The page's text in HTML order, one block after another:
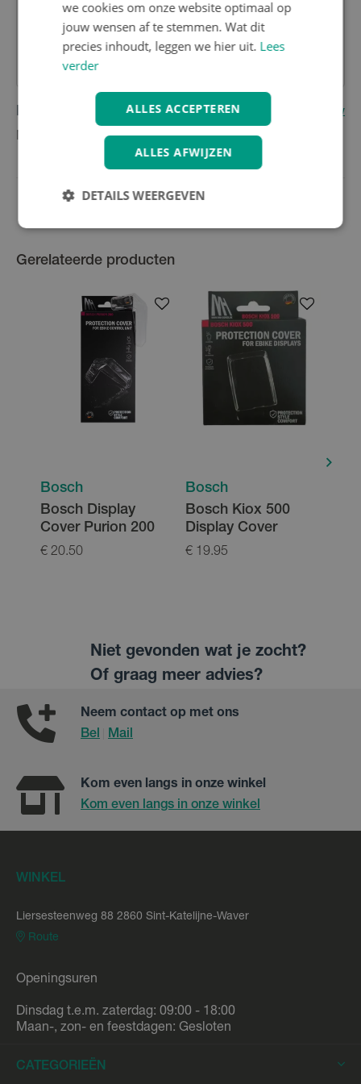
Contacteer onze klantenservice
Reviews Schrijf eerste review
Nog geen reviews
Gerelateerde producten
Bosch
Bosch Display
Cover Purion 200
€ 20.50
Bosch
Bosch Kiox 500
Display Cover
€ 19.95
Niet gevonden wat je zocht?
Of graag meer advies?
Neem contact op met ons
Bel
Mail
Kom even langs in onze winkel
Kom even langs in onze winkel
WINKEL
Liersesteenweg 88 2860 Sint-Katelijne-Waver
Route
Openingsuren
Dinsdag t.e.m. zaterdag: 09:00 - 18:00
Maan-, zon- en feestdagen: Gesloten
CATEGORIEËN
we cookies om onze website optimaal op
jouw wensen af te stemmen. Wat dit
precies inhoudt, leggen we hier uit. Lees
verder
ALLES ACCEPTEREN
ALLES AFWIJZEN
DETAILS WEERGEVEN